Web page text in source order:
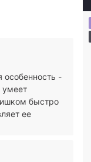
-
умеет
быстро
ее